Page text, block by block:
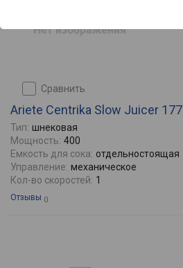
сравнить
Ariete Centrika Slow Juicer 177
Тип: шнековая
Мощность: 400
Емкость для сока: отдельностоящая
Управление: механическое
Кол-во скоростей: 1
Отзывы 0